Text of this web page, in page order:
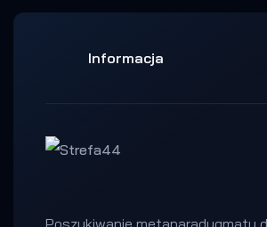
Informacja
Poszukiwanie metaparadygmatu